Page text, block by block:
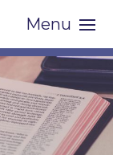
Menu